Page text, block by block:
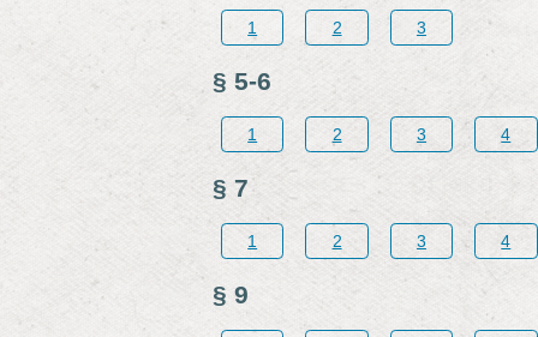
1 2 3
§ 5-6
1 2 3 4
§ 7
1 2 3 4
§ 9